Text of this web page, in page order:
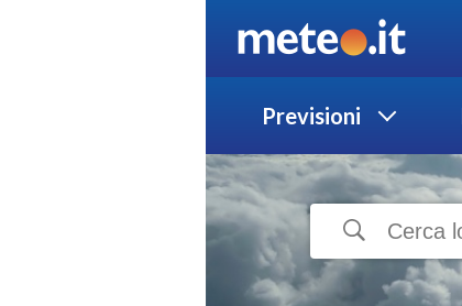
Previsioni